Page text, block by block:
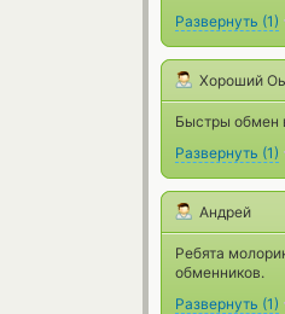
Развернуть (1)
Хороший
Быстры обмен
Развернуть (1)
Андрей
Ребята
обменников.
Развернуть (1)